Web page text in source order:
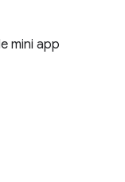
mini app